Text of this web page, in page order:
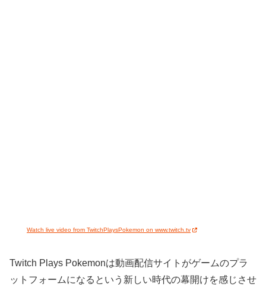
Watch live video from TwitchPlaysPokemon on www.twitch.tv
Twitch Plays Pokemonは動画配信サイトがゲームのプラ
ットフォームになるという新しい時代の幕開けを感じさせ